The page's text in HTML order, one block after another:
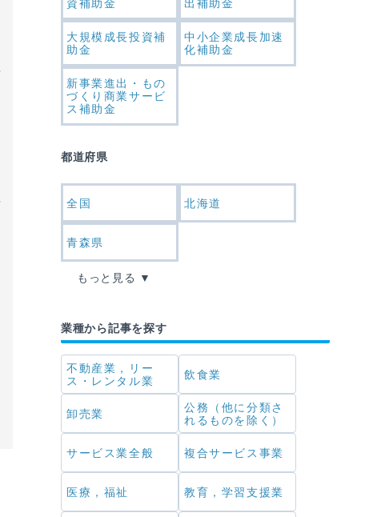
資補助金
出補助金
大規模成長投資補
助金
中小企業成長加速
化補助金
新事業進出・もの
づくり商業サービ
ス補助金
都道府県
全国 北海道
青森県
もっと見る
業種から記事を探す
不動産業，リー
ス・レンタル業
飲食業
卸売業
公務（他に分類さ
れるものを除く）
サービス業全般 複合サービス事業
医療，福祉 教育，学習支援業